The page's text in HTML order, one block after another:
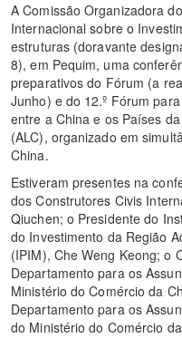
A Comissão Organizadora
Internacional sobre o
estruturas (doravante
8), em Pequim, uma
preparativos do Fórum (a
Junho) e do 12.º Fórum
entre a China e os Países
(ALC), organizado em
China.
Estiveram presentes na
dos Construtores Civis
Qiuchen; o Presidente do
do Investimento da Região
(IPIM), Che Weng Keong; o
Departamento para os
Ministério do Comércio da
Departamento para os
do Ministério do Comércio